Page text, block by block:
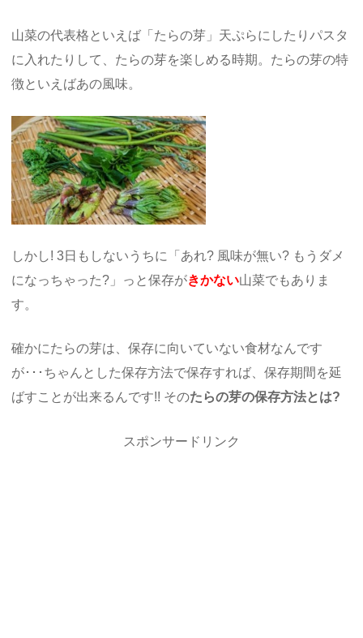
山菜の代表格といえば「たらの芽」天ぷらにしたりパスタ
に入れたりして、たらの芽を楽しめる時期。たらの芽の特
徴といえばあの風味。
しかし! 3日もしないうちに「あれ? 風味が無い? もうダメ
になっちゃった?」っと保存がきかない山菜でもありま
す。
確かにたらの芽は、保存に向いていない食材なんです
が･･･ちゃんとした保存方法で保存すれば、保存期間を延
ばすことが出来るんです!! そのたらの芽の保存方法とは?
スポンサードリンク